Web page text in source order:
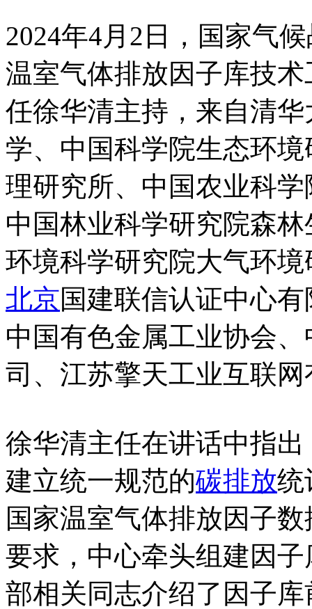
2024年4月2日，国家气
温室气体排放因子库技
任徐华清主持，来自清华
学、中国科学院生态环
理研究所、中国农业科
中国林业科学研究院森
环境科学研究院大气环
北京国建联信认证中心
中国有色金属工业协会
司、江苏擎天工业互联
徐华清主任在讲话中指
建立统一规范的碳排放统
国家温室气体排放因子
要求，中心牵头组建因
部相关同志介绍了因子